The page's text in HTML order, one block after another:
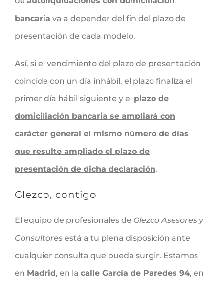
bancaria va a depender del fin del plazo de
presentación de cada modelo.
Así, si el vencimiento del plazo de presentación
coincide con un día inhábil, el plazo finaliza el
primer día hábil siguiente y el plazo de
domiciliación bancaria se ampliará con
carácter general el mismo número de días
que resulte ampliado el plazo de
presentación de dicha declaración.
Glezco, contigo
El equipo de profesionales de Glezco Asesores y
Consultores está a tu plena disposición ante
cualquier consulta que pueda surgir. Estamos
en Madrid, en la calle García de Paredes 94, en